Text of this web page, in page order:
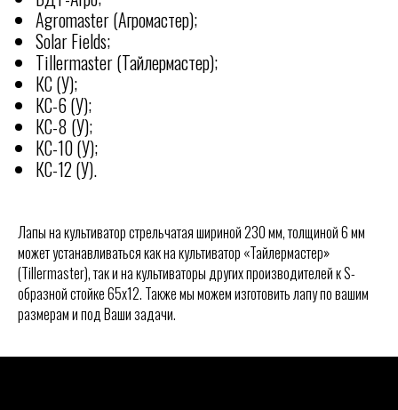
Agromaster (Агромастер);
Solar Fields;
Tillermaster (Тайлермастер);
КС (У);
КС-6 (У);
КС-8 (У);
КС-10 (У);
КС-12 (У).
Лапы на культиватор стрельчатая шириной 230 мм, толщиной 6 мм
может устанавливаться как на культиватор «Тайлермастер»
(Tillermaster), так и на культиваторы других производителей к S-
образной стойке 65х12. Также мы можем изготовить лапу по вашим
размерам и под Ваши задачи.
Отгружаем технику по всей
РОССИИ
Адрес офиса:
ООО "СКР АГРО"
Ставрополь, ул. Пирогова, 80А.
КОНТАКТЫ